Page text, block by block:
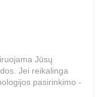
Jūsų
Jei reikalinga
pasirinkimo -